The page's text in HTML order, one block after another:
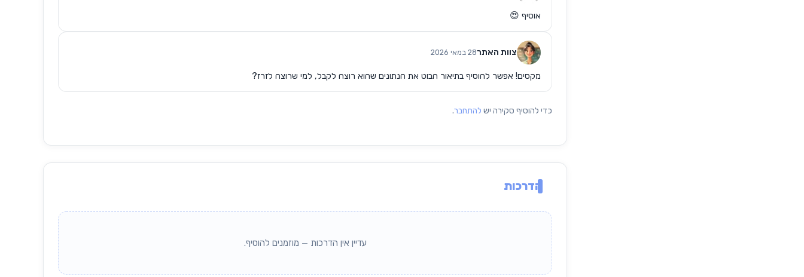
אוסיף 😍
צוות האתר28 במאי 2026
מקסים! אפשר להוסיף בתיאור הבוט את הנתונים שהוא רוצה לקבל, למי שרוצה לזרז?
כדי להוסיף סקירה יש להתחבר.
הדרכות
עדיין אין הדרכות — מוזמנים להוסיף.